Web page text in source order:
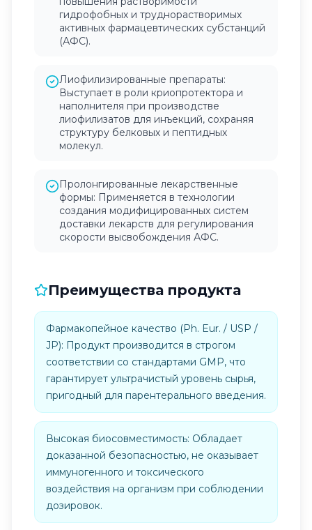
гидрофобных и труднорастворимых
активных фармацевтических субстанций
(АФС).
Лиофилизированные препараты:
Выступает в роли криопротектора и
наполнителя при производстве
лиофилизатов для инъекций, сохраняя
структуру белковых и пептидных
молекул.
Пролонгированные лекарственные
формы: Применяется в технологии
создания модифицированных систем
доставки лекарств для регулирования
скорости высвобождения АФС.
Преимущества продукта
Фармакопейное качество (Ph. Eur. / USP /
JP): Продукт производится в строгом
соответствии со стандартами GMP, что
гарантирует ультрачистый уровень сырья,
пригодный для парентерального введения.
Высокая биосовместимость: Обладает
доказанной безопасностью, не оказывает
иммуногенного и токсического
воздействия на организм при соблюдении
дозировок.